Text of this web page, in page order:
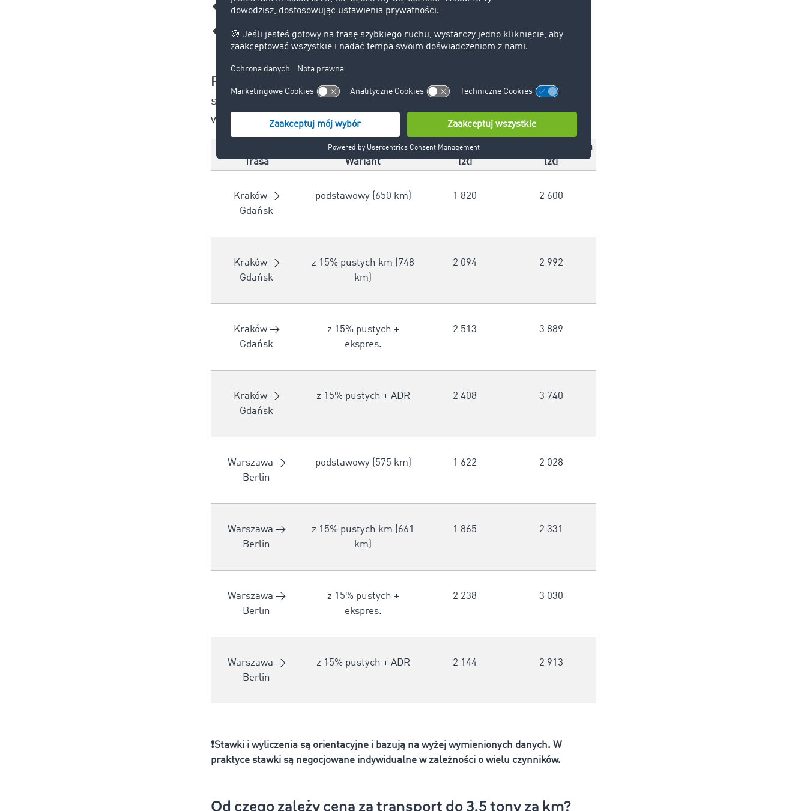
🔸Transport ADR (ładunki niebezpieczne):+15–25%,
🔸Doładunki i ekspresy:wycena indywidualna.
Przykładowe wycenyna podstawie wcześniej podanych widełek
stawek „za km” dla busów do 3,5 t w 2025 r. (km ładowny; osobno
wariant z doliczeniem 15% pustych km):
Trasa Wariant
Cena minimalna
[zł]
Cena maksymalna
[zł]
Kraków →
Gdańsk
podstawowy (650 km) 1 820 2 600
Kraków →
Gdańsk
z 15% pustych km (748
km)
2 094 2 992
Kraków →
Gdańsk
z 15% pustych +
ekspres.
2 513 3 889
Kraków →
Gdańsk
z 15% pustych + ADR 2 408 3 740
Warszawa →
Berlin
podstawowy (575 km) 1 622 2 028
Warszawa →
Berlin
z 15% pustych km (661
km)
1 865 2 331
Warszawa →
Berlin
z 15% pustych +
ekspres.
2 238 3 030
Warszawa →
Berlin
z 15% pustych + ADR 2 144 2 913
❗Stawki i wyliczenia są orientacyjne i bazują na wyżej wymienionych danych. W
praktyce stawki są negocjowane indywidualne w zależności o wielu czynników.
Od czego zależy cena za transport do 3,5 tony za km?